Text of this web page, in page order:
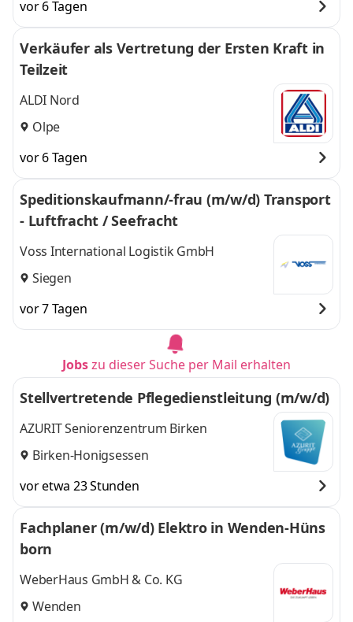
vor 6 Tagen
Verkäufer als Vertretung der Ersten Kraft in
Teilzeit
ALDI Nord
Olpe
vor 6 Tagen
Speditionskaufmann/-frau (m/w/d) Transport
- Luftfracht / Seefracht
Voss International Logistik GmbH
Siegen
vor 7 Tagen
Jobszu dieser Suche per Mail erhalten
Stellvertretende Pflegedienstleitung (m/w/d)
AZURIT Seniorenzentrum Birken
Birken-Honigsessen
vor etwa 23 Stunden
Fachplaner (m/w/d) Elektro in Wenden-Hüns
born
WeberHaus GmbH & Co. KG
Wenden